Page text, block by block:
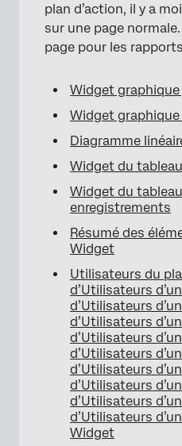
plan d’action, il y a
sur une page
page pour les
Widget graphique
Widget
Diagramme
Widget du tableau
Widget du
enregistrements
Résumé des
Widget
Utilisateurs du
d’Utilisateurs
d’Utilisateurs
d’Utilisateurs
d’Utilisateurs
d’Utilisateurs
d’Utilisateurs
d’Utilisateurs
d’Utilisateurs
d’Utilisateurs
Widget